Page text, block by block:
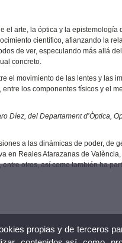
el arte, la óptica y la epistemología
científico, afianzando la
de ver, especulando más allá
concreto.
el movimiento de las lentes y las
los componentes físicos y el
Díez, del Departament d’Òptica,
a las dinámicas de poder, de
en Reales Atarazanas de
otros, así como también ha
propias y de terceros